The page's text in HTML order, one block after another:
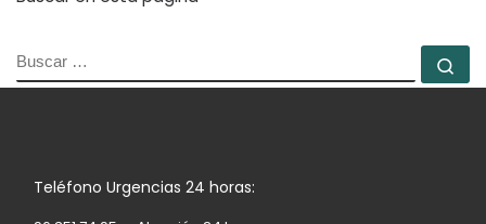
BUSCAR
Teléfono Urgencias 24 horas: